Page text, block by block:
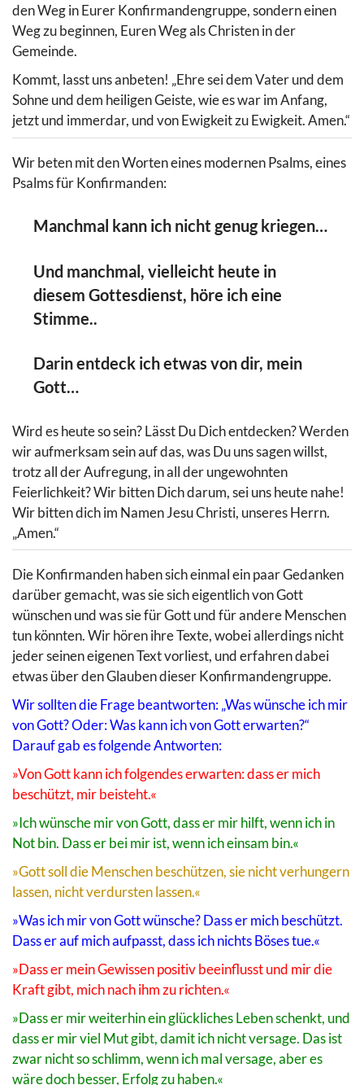
den Weg in Eurer Konfirmandengruppe, sondern einen
Weg zu beginnen, Euren Weg als Christen in der
Gemeinde.
Kommt, lasst uns anbeten! „Ehre sei dem Vater und dem
Sohne und dem heiligen Geiste, wie es war im Anfang,
jetzt und immerdar, und von Ewigkeit zu Ewigkeit. Amen.“
Wir beten mit den Worten eines modernen Psalms, eines
Psalms für Konfirmanden:
Manchmal kann ich nicht genug kriegen…
Und manchmal, vielleicht heute in
diesem Gottesdienst, höre ich eine
Stimme..
Darin entdeck ich etwas von dir, mein
Gott…
Wird es heute so sein? Lässt Du Dich entdecken? Werden
wir aufmerksam sein auf das, was Du uns sagen willst,
trotz all der Aufregung, in all der ungewohnten
Feierlichkeit? Wir bitten Dich darum, sei uns heute nahe!
Wir bitten dich im Namen Jesu Christi, unseres Herrn.
„Amen.“
Die Konfirmanden haben sich einmal ein paar Gedanken
darüber gemacht, was sie sich eigentlich von Gott
wünschen und was sie für Gott und für andere Menschen
tun könnten. Wir hören ihre Texte, wobei allerdings nicht
jeder seinen eigenen Text vorliest, und erfahren dabei
etwas über den Glauben dieser Konfirmandengruppe.
Wir sollten die Frage beantworten: „Was wünsche ich mir
von Gott? Oder: Was kann ich von Gott erwarten?“
Darauf gab es folgende Antworten:
»Von Gott kann ich folgendes erwarten: dass er mich
beschützt, mir beisteht.«
»Ich wünsche mir von Gott, dass er mir hilft, wenn ich in
Not bin. Dass er bei mir ist, wenn ich einsam bin.«
»Gott soll die Menschen beschützen, sie nicht verhungern
lassen, nicht verdursten lassen.«
»Was ich mir von Gott wünsche? Dass er mich beschützt.
Dass er auf mich aufpasst, dass ich nichts Böses tue.«
»Dass er mein Gewissen positiv beeinflusst und mir die
Kraft gibt, mich nach ihm zu richten.«
»Dass er mir weiterhin ein glückliches Leben schenkt, und
dass er mir viel Mut gibt, damit ich nicht versage. Das ist
zwar nicht so schlimm, wenn ich mal versage, aber es
wäre doch besser, Erfolg zu haben.«